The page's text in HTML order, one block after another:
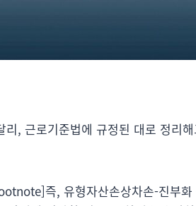
, 근로기준법에 규정된 대로 정리
즉, 유형자산손상차손-진부